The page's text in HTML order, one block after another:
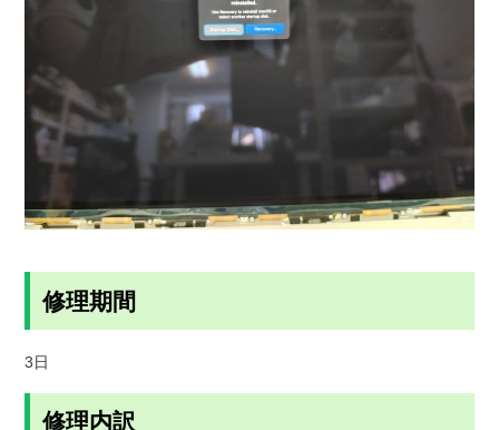
修理期間
3日
修理内訳